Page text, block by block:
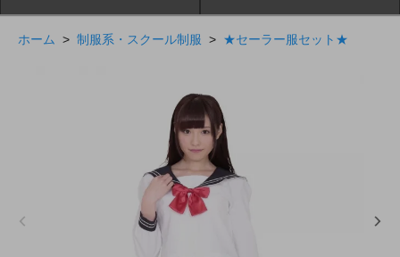
ホーム > 制服系・スクール制服 > ★セーラー服セット★